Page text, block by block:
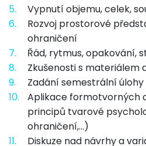
5.
Vypnutí objemu, celek,
6.
Rozvoj prostorové
ohraničení
7.
Řád, rytmus, opakování,
8.
Zkušenosti s materiálem
9.
Zadání semestrální úlohy
10.
Aplikace formotvorných
principů tvarové
ohraničení,...)
11.
Diskuze nad návrhy a